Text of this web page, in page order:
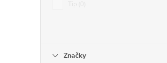
Značky